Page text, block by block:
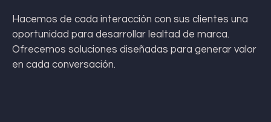
Hacemos de cada interacción con sus clientes una
oportunidad para desarrollar lealtad de marca.
Ofrecemos soluciones diseñadas para generar valor
en cada conversación.